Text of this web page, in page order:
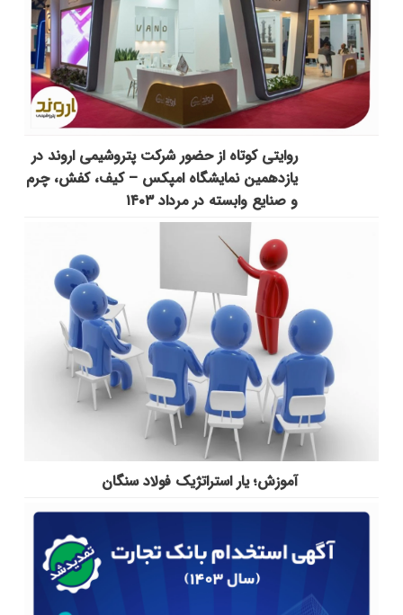
روایتی کوتاه از حضور شرکت پتروشیمی اروند در
یازدهمین نمایشگاه امپکس‌ – کیف، کفش، چرم
و صنایع وابسته در مرداد ۱۴۰۳
آموزش؛ یار استراتژیک فولاد سنگان